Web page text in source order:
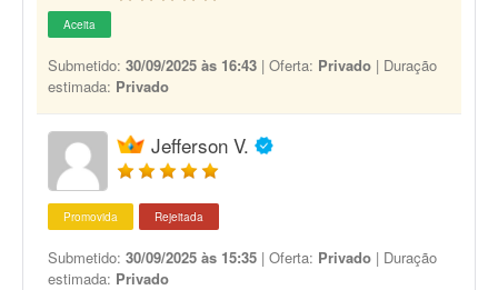
Aceita
Submetido: 30/09/2025 às 16:43 | Oferta: Privado | Duração
estimada: Privado
Jefferson V.
Promovida Rejeitada
Submetido: 30/09/2025 às 15:35 | Oferta: Privado | Duração
estimada: Privado